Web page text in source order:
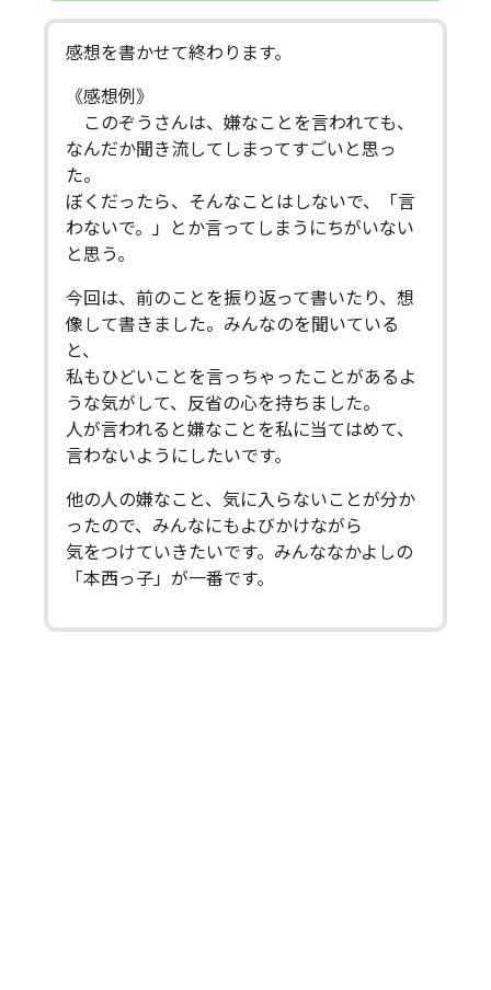
感想を書かせて終わります。
《感想例》
このぞうさんは、嫌なことを言われても、
なんだか聞き流してしまってすごいと思っ
た。
ぼくだったら、そんなことはしないで、「言
わないで。」とか言ってしまうにちがいない
と思う。
今回は、前のことを振り返って書いたり、想
像して書きました。みんなのを聞いている
と、
私もひどいことを言っちゃったことがあるよ
うな気がして、反省の心を持ちました。
人が言われると嫌なことを私に当てはめて、
言わないようにしたいです。
他の人の嫌なこと、気に入らないことが分か
ったので、みんなにもよびかけながら
気をつけていきたいです。みんななかよしの
「本西っ子」が一番です。